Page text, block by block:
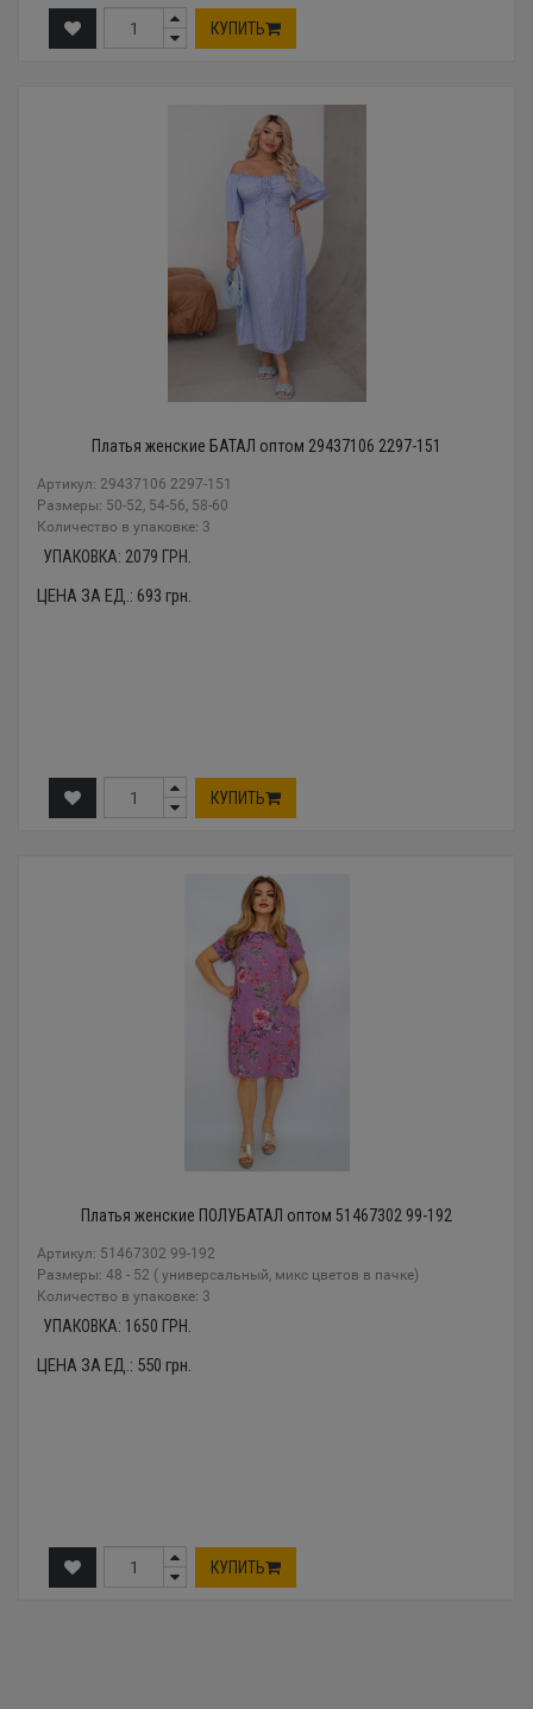
КУПИТЬ
Платья женские БАТАЛ оптом 29437106 2297-151
Артикул: 29437106 2297-151
Размеры: 50-52, 54-56, 58-60
Количество в упаковке: 3
УПАКОВКА: 2079 ГРН.
ЦЕНА ЗА ЕД.: 693 грн.
КУПИТЬ
Платья женские ПОЛУБАТАЛ оптом 51467302 99-192
Артикул: 51467302 99-192
Размеры: 48 - 52 ( универсальный, микс цветов в пачке)
Количество в упаковке: 3
УПАКОВКА: 1650 ГРН.
ЦЕНА ЗА ЕД.: 550 грн.
КУПИТЬ